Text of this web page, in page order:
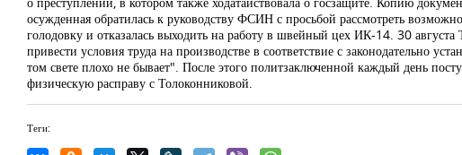
осужденная обратилась к руководству ФСИН с просьбой рассмотреть
голодовку и отказалась выходить на работу в швейный цех ИК-14. 30
привести условия труда на производстве в соответствие с законодательно
том свете плохо не бывает". После этого политзаключенной каждый день
физическую расправу с Толоконниковой.
Теги: